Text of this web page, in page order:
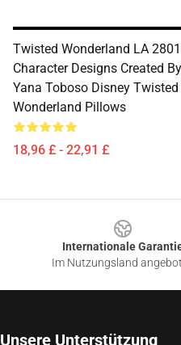
Twisted Wonderland LA
Character Designs Created
Yana Toboso Disney Twisted
Wonderland Pillows
18,96 £ - 22,91 £
Internationale
Im Nutzungsland
Unsere Unterstützung